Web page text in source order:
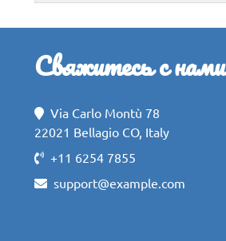
Свяжитесь с нами
Via Carlo Montù 78
22021 Bellagio CO, Italy
+11 6254 7855
support@example.com